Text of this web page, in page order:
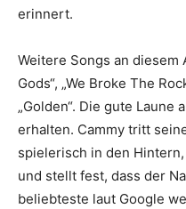
erinnert.
Weitere Songs an diesem
Gods“, „We Broke The
„Golden“. Die gute
erhalten. Cammy tritt
spielerisch in den
und stellt fest, dass der
beliebteste laut Google